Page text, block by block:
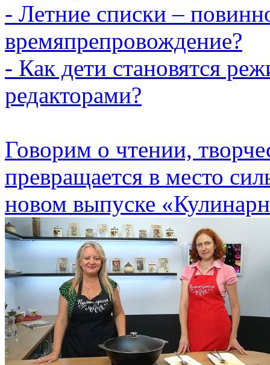
- Летние списки –
времяпрепровождение?
- Как дети становятся
редакторами?
Говорим о чтении,
превращается в место
новом выпуске